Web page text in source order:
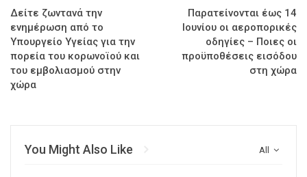
Δείτε ζωντανά την
ενημέρωση από το
Υπουργείο Υγείας για την
πορεία του κορωνοϊού και
του εμβολιασμού στην
χώρα
Παρατείνονται έως 14
Ιουνίου οι αεροπορικές
οδηγίες – Ποιες οι
προϋποθέσεις εισόδου
στη χώρα
All
You Might Also Like